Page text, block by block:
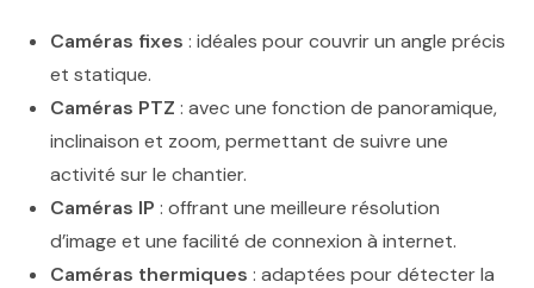
Caméras fixes : idéales pour couvrir un angle précis
et statique.
Caméras PTZ : avec une fonction de panoramique,
inclinaison et zoom, permettant de suivre une
activité sur le chantier.
Caméras IP : offrant une meilleure résolution
d’image et une facilité de connexion à internet.
Caméras thermiques : adaptées pour détecter la